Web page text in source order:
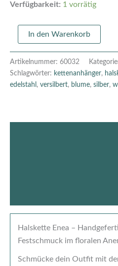
Verfügbarkeit: 1 vorrätig
In den Warenkorb
Artikelnummer: 60032
Schlagwörter: kettenanhänger,
edelstahl , versilbert, blume, silber,
Halskette Enea –
Festschmuck im floralen
Schmücke dein Outfit mit